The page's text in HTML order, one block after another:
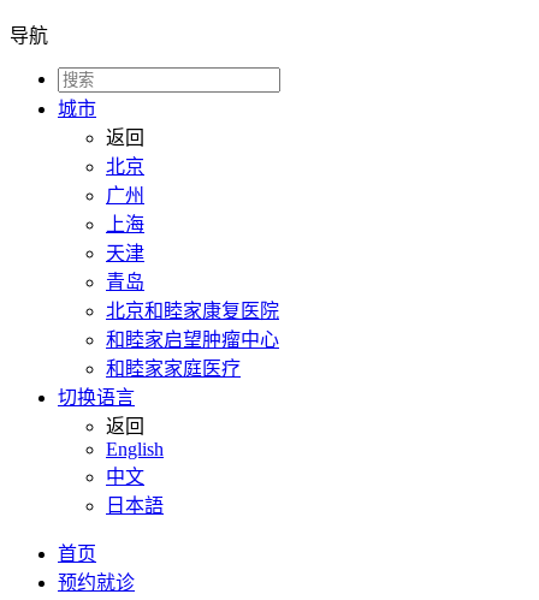
导航
城市
返回
北京
广州
上海
天津
青岛
北京和睦家康复医院
和睦家启望肿瘤中心
和睦家家庭医疗
切换语言
返回
English
中文
日本語
首页
预约就诊